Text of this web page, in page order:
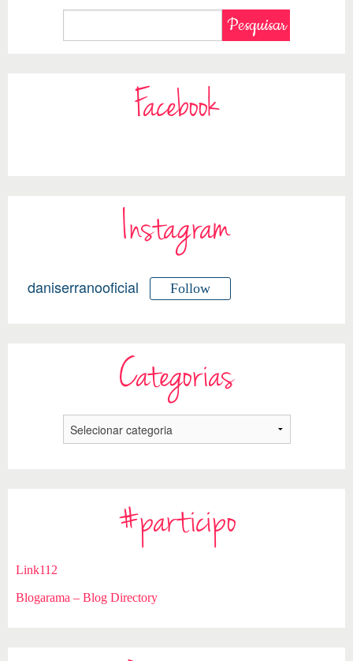
Facebook
Instagram
daniserranooficial Follow
Categorias
#participo
Link112
Blogarama – Blog Directory